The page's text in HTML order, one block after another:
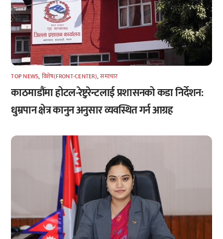
TOP NEWS, विशेष(FRONT-CENTER),समाचार
काठमाडौंमा होटल-रेष्टुरेन्टलाई प्रशासनको कडा निर्देशन:
धुम्रपान क्षेत्र कानुन अनुसार व्यवस्थित गर्न आग्रह